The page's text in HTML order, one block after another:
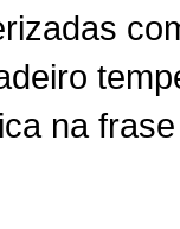
na